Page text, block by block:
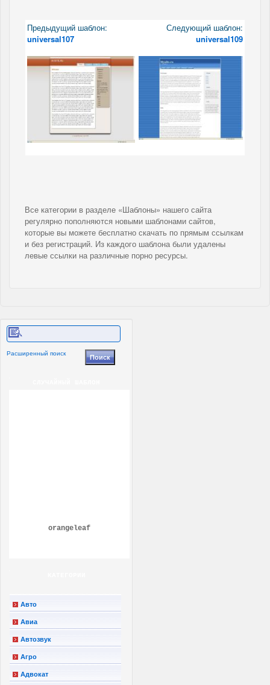
Предыдущий шаблон:
universal107
Следующий шаблон:
universal109
Все категории в разделе «Шаблоны» нашего сайта
регулярно пополняются новыми шаблонами сайтов,
которые вы можете бесплатно скачать по прямым ссылкам
и без регистраций. Из каждого шаблона были удалены
левые ссылки на различные порно ресурсы.
Расширенный поиск
orangeleaf
Авто
Авиа
Автозвук
Агро
Адвокат